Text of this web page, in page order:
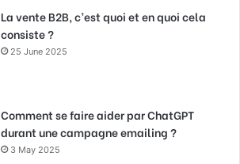
La vente B2B, c’est quoi et en quoi cela
consiste ?
25 June 2025
Comment se faire aider par ChatGPT
durant une campagne emailing ?
3 May 2025